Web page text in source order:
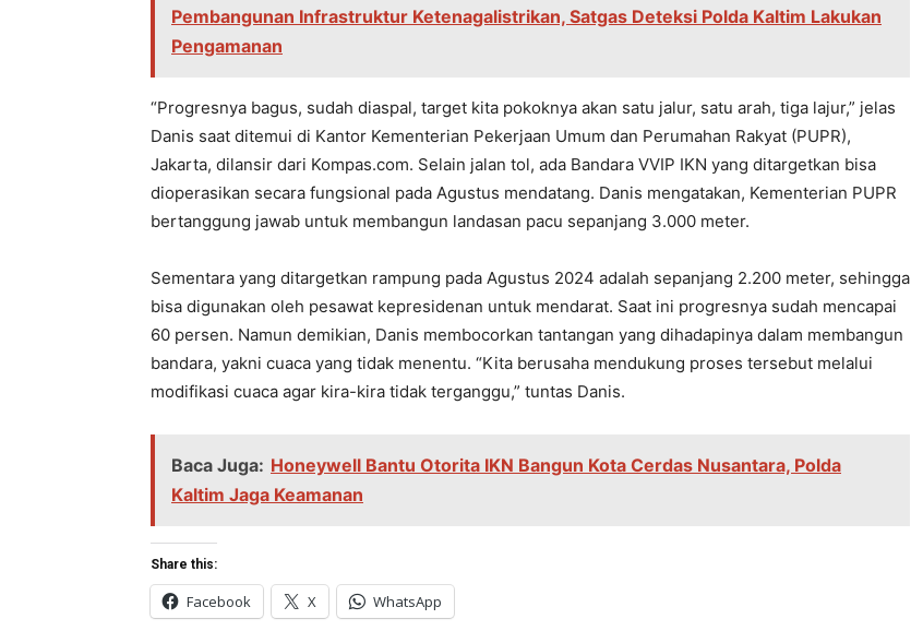
Pembangunan Infrastruktur Ketenagalistrikan, Satgas Deteksi Polda Kaltim Lakukan
Pengamanan
“Progresnya bagus, sudah diaspal, target kita pokoknya akan satu jalur, satu arah, tiga lajur,” jelas
Danis saat ditemui di Kantor Kementerian Pekerjaan Umum dan Perumahan Rakyat (PUPR),
Jakarta, dilansir dari Kompas.com. Selain jalan tol, ada Bandara VVIP IKN yang ditargetkan bisa
dioperasikan secara fungsional pada Agustus mendatang. Danis mengatakan, Kementerian PUPR
bertanggung jawab untuk membangun landasan pacu sepanjang 3.000 meter.
Sementara yang ditargetkan rampung pada Agustus 2024 adalah sepanjang 2.200 meter, sehingga
bisa digunakan oleh pesawat kepresidenan untuk mendarat. Saat ini progresnya sudah mencapai
60 persen. Namun demikian, Danis membocorkan tantangan yang dihadapinya dalam membangun
bandara, yakni cuaca yang tidak menentu. “Kita berusaha mendukung proses tersebut melalui
modifikasi cuaca agar kira-kira tidak terganggu,” tuntas Danis.
Baca Juga: Honeywell Bantu Otorita IKN Bangun Kota Cerdas Nusantara, Polda
Kaltim Jaga Keamanan
Share this:
Facebook X WhatsApp